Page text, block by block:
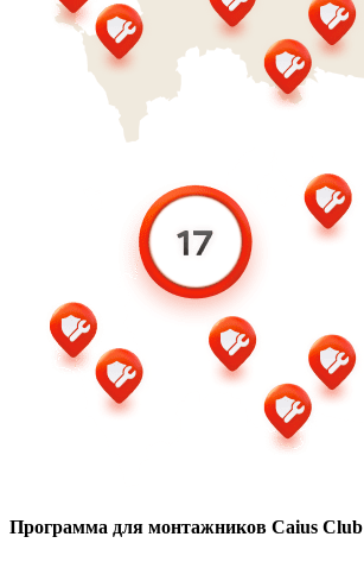
Программа для монтажников Caius Club